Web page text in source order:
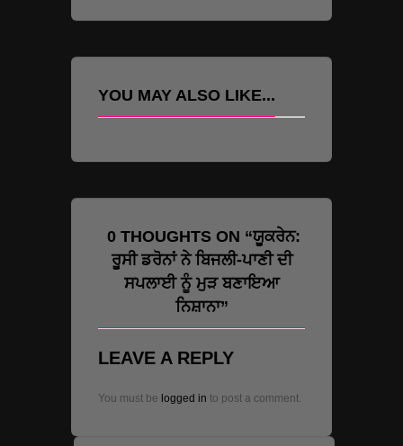
YOU MAY ALSO LIKE...
0 THOUGHTS ON “ਯੂਕਰੇਨ:
ਰੂਸੀ ਡਰੋਨਾਂ ਨੇ ਬਿਜਲੀ-ਪਾਣੀ ਦੀ
ਸਪਲਾਈ ਨੂੰ ਮੁੜ ਬਣਾਇਆ
ਨਿਸ਼ਾਨਾ”
LEAVE A REPLY
You must be logged in to post a comment.